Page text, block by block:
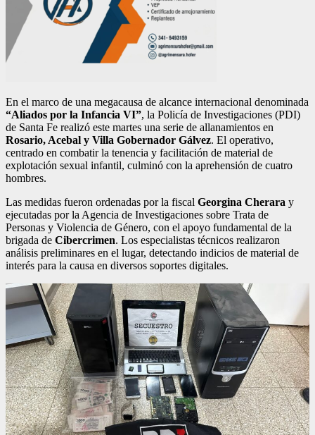
En el marco de una megacausa de alcance internacional denominada
“Aliados por la Infancia VI”, la Policía de Investigaciones (PDI)
de Santa Fe realizó este martes una serie de allanamientos en
Rosario, Acebal y Villa Gobernador Gálvez. El operativo,
centrado en combatir la tenencia y facilitación de material de
explotación sexual infantil, culminó con la aprehensión de cuatro
hombres.
Las medidas fueron ordenadas por la fiscal Georgina Cherara y
ejecutadas por la Agencia de Investigaciones sobre Trata de
Personas y Violencia de Género, con el apoyo fundamental de la
brigada de Cibercrimen. Los especialistas técnicos realizaron
análisis preliminares en el lugar, detectando indicios de material de
interés para la causa en diversos soportes digitales.